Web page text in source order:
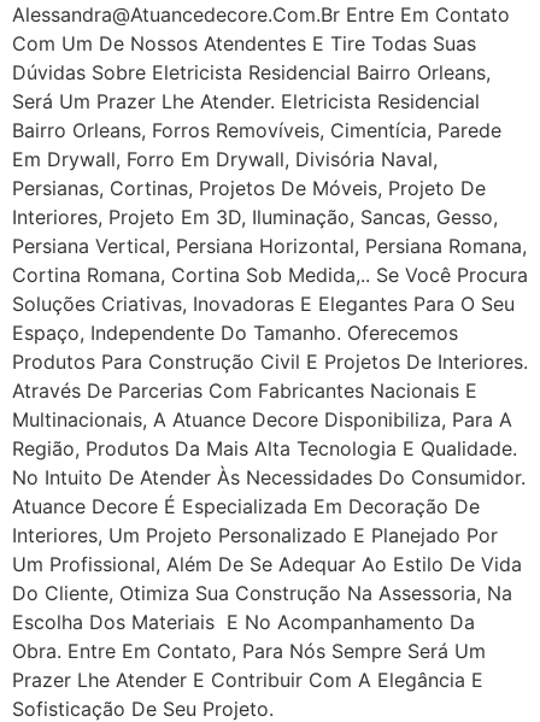
Alessandra@atuancedecore.com.br Entre Em Contato
Com Um De Nossos Atendentes E Tire Todas Suas
Dúvidas Sobre Eletricista Residencial Bairro Orleans,
Será Um Prazer Lhe Atender. Eletricista Residencial
Bairro Orleans, Forros Removíveis, Cimentícia, Parede
Em Drywall, Forro Em Drywall, Divisória Naval,
Persianas, Cortinas, Projetos De Móveis, Projeto De
Interiores, Projeto Em 3D, Iluminação, Sancas, Gesso,
Persiana Vertical, Persiana Horizontal, Persiana Romana,
Cortina Romana, Cortina Sob Medida,.. Se Você Procura
Soluções Criativas, Inovadoras E Elegantes Para O Seu
Espaço, Independente Do Tamanho. Oferecemos
Produtos Para Construção Civil E Projetos De Interiores.
Através De Parcerias Com Fabricantes Nacionais E
Multinacionais, A Atuance Decore Disponibiliza, Para A
Região, Produtos Da Mais Alta Tecnologia E Qualidade.
No Intuito De Atender Às Necessidades Do Consumidor.
Atuance Decore É Especializada Em Decoração De
Interiores, Um Projeto Personalizado E Planejado Por
Um Profissional, Além De Se Adequar Ao Estilo De Vida
Do Cliente, Otimiza Sua Construção Na Assessoria, Na
Escolha Dos Materiais E No Acompanhamento Da
Obra. Entre Em Contato, Para Nós Sempre Será Um
Prazer Lhe Atender E Contribuir Com A Elegância E
Sofisticação De Seu Projeto.